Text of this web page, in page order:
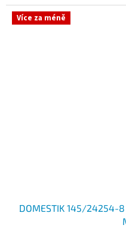
Více za méně
DOMESTIK 145/24254-